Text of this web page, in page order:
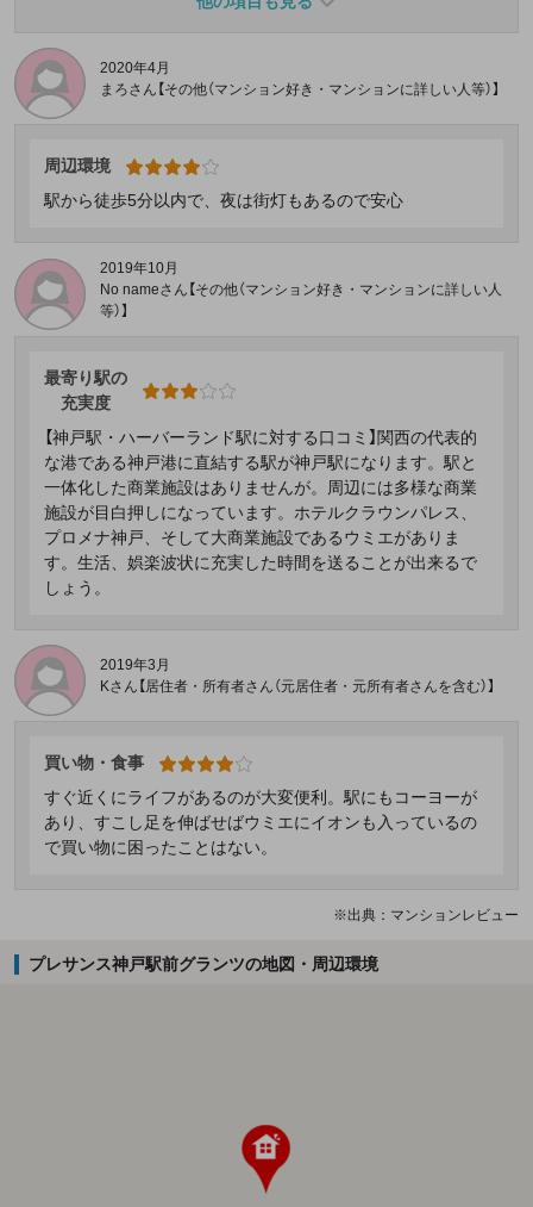
2020年4月
まろさん【その他（マンション好き・マンションに詳しい人等）】
周辺環境
駅から徒歩5分以内で、夜は街灯もあるので安心
2019年10月
No nameさん【その他（マンション好き・マンションに詳しい人
等）】
最寄り駅の
充実度
【神戸駅・ハーバーランド駅に対する口コミ】関西の代表的
な港である神戸港に直結する駅が神戸駅になります。駅と
一体化した商業施設はありませんが。周辺には多様な商業
施設が目白押しになっています。ホテルクラウンパレス、
プロメナ神戸、そして大商業施設であるウミエがありま
す。生活、娯楽波状に充実した時間を送ることが出来るで
しょう。
2019年3月
Kさん【居住者・所有者さん（元居住者・元所有者さんを含む）】
買い物・食事
すぐ近くにライフがあるのが大変便利。駅にもコーヨーが
あり、すこし足を伸ばせばウミエにイオンも入っているの
で買い物に困ったことはない。
※出典：マンションレビュー
プレサンス神戸駅前グランツの地図・周辺環境